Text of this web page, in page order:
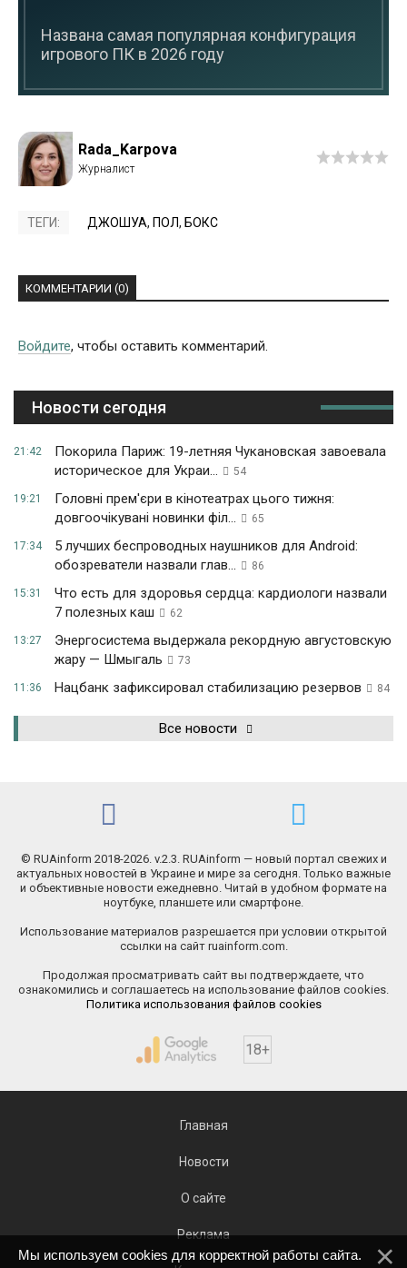
Названа самая популярная конфигурация
игрового ПК в 2026 году
Rada_Karpova
ТЕГИ: ДЖОШУА, ПОЛ, БОКС
КОММЕНТАРИИ (0)
Войдите, чтобы оставить комментарий.
Новости сегодня
21:42
Покорила Париж: 19-летняя Чукановская завоевала
историческое для Украи...
54
19:21
Головні прем'єри в кінотеатрах цього тижня:
довгоочікувані новинки філ...
65
17:34
5 лучших беспроводных наушников для Android:
обозреватели назвали глав...
86
15:31
Что есть для здоровья сердца: кардиологи назвали
7 полезных каш
62
13:27
Энергосистема выдержала рекордную августовскую
жару — Шмыгаль
73
11:36 Нацбанк зафиксировал стабилизацию резервов 84
Все новости
© RUAinform 2018-2026. v.2.3. RUAinform — новый портал свежих и
актуальных новостей в Украине и мире за сегодня. Только важные
и объективные новости ежедневно. Читай в удобном формате на
ноутбуке, планшете или смартфоне.
Использование материалов разрешается при условии открытой
ссылки на сайт ruainform.com.
Продолжая просматривать сайт вы подтверждаете, что
ознакомились и соглашаетесь на использование файлов cookies.
Политика использования файлов cookies
18+
Главная
Новости
О сайте
Реклама
Мы используем cookies для корректной работы сайта.